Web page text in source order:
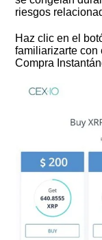
riesgos
Haz clic en el
familiarizarte con
Compra